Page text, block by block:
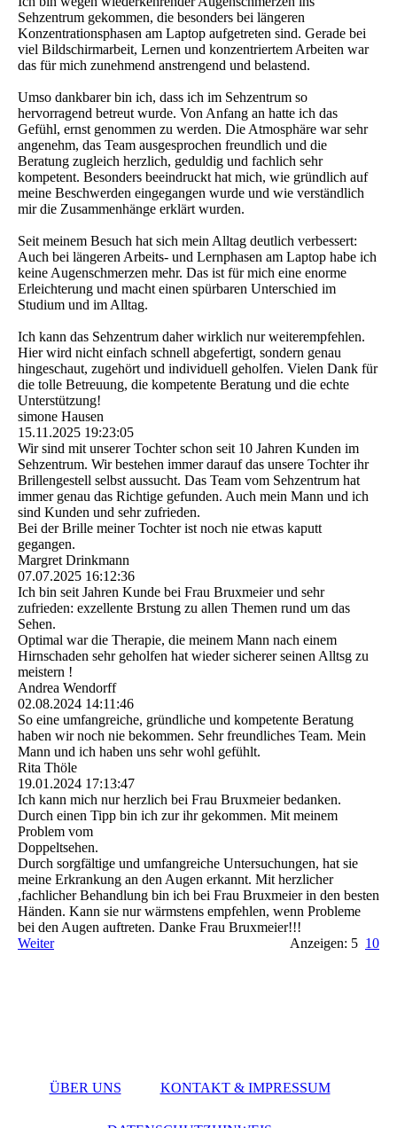
Sehzentrum gekommen, die besonders bei längeren
Konzentrationsphasen am Laptop aufgetreten sind. Gerade bei
viel Bildschirmarbeit, Lernen und konzentriertem Arbeiten war
das für mich zunehmend anstrengend und belastend.
Umso dankbarer bin ich, dass ich im Sehzentrum so
hervorragend betreut wurde. Von Anfang an hatte ich das
Gefühl, ernst genommen zu werden. Die Atmosphäre war sehr
angenehm, das Team ausgesprochen freundlich und die
Beratung zugleich herzlich, geduldig und fachlich sehr
kompetent. Besonders beeindruckt hat mich, wie gründlich auf
meine Beschwerden eingegangen wurde und wie verständlich
mir die Zusammenhänge erklärt wurden.
Seit meinem Besuch hat sich mein Alltag deutlich verbessert:
Auch bei längeren Arbeits- und Lernphasen am Laptop habe ich
keine Augenschmerzen mehr. Das ist für mich eine enorme
Erleichterung und macht einen spürbaren Unterschied im
Studium und im Alltag.
Ich kann das Sehzentrum daher wirklich nur weiterempfehlen.
Hier wird nicht einfach schnell abgefertigt, sondern genau
hingeschaut, zugehört und individuell geholfen. Vielen Dank für
die tolle Betreuung, die kompetente Beratung und die echte
Unterstützung!
simone Hausen
15.11.2025 19:23:05
Wir sind mit unserer Tochter schon seit 10 Jahren Kunden im
Sehzentrum. Wir bestehen immer darauf das unsere Tochter ihr
Brillengestell selbst aussucht. Das Team vom Sehzentrum hat
immer genau das Richtige gefunden. Auch mein Mann und ich
sind Kunden und sehr zufrieden.
Bei der Brille meiner Tochter ist noch nie etwas kaputt
gegangen.
Margret Drinkmann
07.07.2025 16:12:36
Ich bin seit Jahren Kunde bei Frau Bruxmeier und sehr
zufrieden: exzellente Brstung zu allen Themen rund um das
Sehen.
Optimal war die Therapie, die meinem Mann nach einem
Hirnschaden sehr geholfen hat wieder sicherer seinen Alltsg zu
meistern !
Andrea Wendorff
02.08.2024 14:11:46
So eine umfangreiche, gründliche und kompetente Beratung
haben wir noch nie bekommen. Sehr freundliches Team. Mein
Mann und ich haben uns sehr wohl gefühlt.
Rita Thöle
19.01.2024 17:13:47
Ich kann mich nur herzlich bei Frau Bruxmeier bedanken.
Durch einen Tipp bin ich zur ihr gekommen. Mit meinem
Problem vom
Doppeltsehen.
Durch sorgfältige und umfangreiche Untersuchungen, hat sie
meine Erkrankung an den Augen erkannt. Mit herzlicher
,fachlicher Behandlung bin ich bei Frau Bruxmeier in den besten
Händen. Kann sie nur wärmstens empfehlen, wenn Probleme
bei den Augen auftreten. Danke Frau Bruxmeier!!!
Weiter
Anzeigen: 5 10
ÜBER UNS KONTAKT & IMPRESSUM